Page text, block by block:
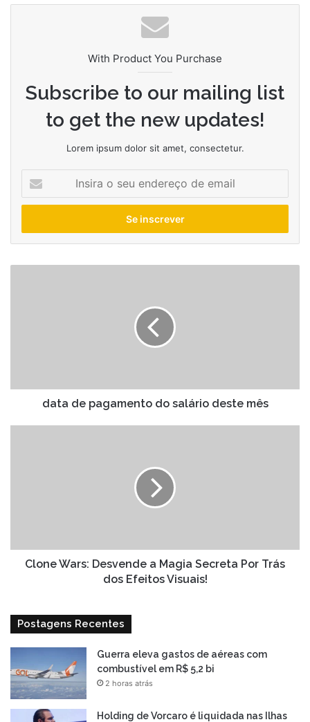
With Product You Purchase
Subscribe to our mailing list
to get the new updates!
Lorem ipsum dolor sit amet, consectetur.
seu
de
email
data de pagamento do salário deste mês
dos
Efeitos
Clone Wars: Desvende a Magia Secreta Por Trás
dos Efeitos Visuais!
Postagens Recentes
Guerra eleva gastos de aéreas com
combustível em R$ 5,2 bi
2 horas atrás
Holding de Vorcaro é liquidada nas Ilhas